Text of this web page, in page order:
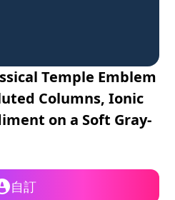
Temple Emblem
Columns, Ionic
on a Soft Gray-
自訂